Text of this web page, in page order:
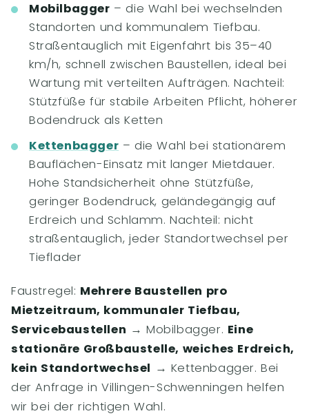
Mobilbagger – die Wahl bei wechselnden
Standorten und kommunalem Tiefbau.
Straßentauglich mit Eigenfahrt bis 35–40
km/h, schnell zwischen Baustellen, ideal bei
Wartung mit verteilten Aufträgen. Nachteil:
Stützfüße für stabile Arbeiten Pflicht, höherer
Bodendruck als Ketten
Kettenbagger – die Wahl bei stationärem
Bauflächen-Einsatz mit langer Mietdauer.
Hohe Standsicherheit ohne Stützfüße,
geringer Bodendruck, geländegängig auf
Erdreich und Schlamm. Nachteil: nicht
straßentauglich, jeder Standortwechsel per
Tieflader
Faustregel: Mehrere Baustellen pro
Mietzeitraum, kommunaler Tiefbau,
Servicebaustellen → Mobilbagger. Eine
stationäre Großbaustelle, weiches Erdreich,
kein Standortwechsel → Kettenbagger. Bei
der Anfrage in Villingen-Schwenningen helfen
wir bei der richtigen Wahl.